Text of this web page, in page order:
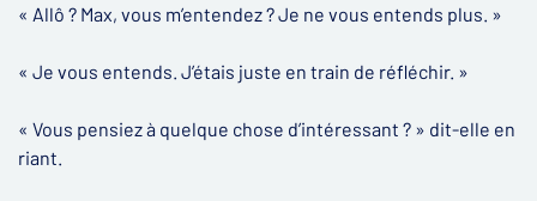
« Allô ? Max, vous m’entendez ? Je ne vous entends plus. »
« Je vous entends. J’étais juste en train de réfléchir. »
« Vous pensiez à quelque chose d’intéressant ? » dit-elle en
riant.